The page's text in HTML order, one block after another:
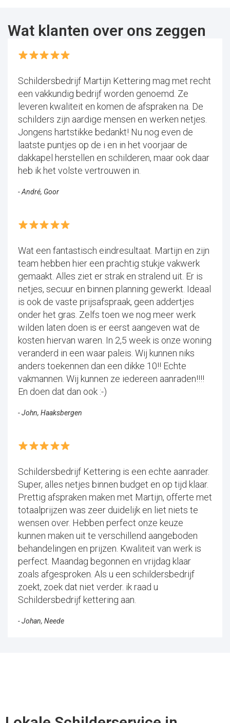
Wat klanten over ons zeggen
Schildersbedrijf Martijn Kettering mag met recht
een vakkundig bedrijf worden genoemd. Ze
leveren kwaliteit en komen de afspraken na. De
schilders zijn aardige mensen en werken netjes.
Jongens hartstikke bedankt! Nu nog even de
laatste puntjes op de i en in het voorjaar de
dakkapel herstellen en schilderen, maar ook daar
heb ik het volste vertrouwen in.
- André, Goor
Wat een fantastisch eindresultaat. Martijn en zijn
team hebben hier een prachtig stukje vakwerk
gemaakt. Alles ziet er strak en stralend uit. Er is
netjes, secuur en binnen planning gewerkt. Ideaal
is ook de vaste prijsafspraak, geen addertjes
onder het gras. Zelfs toen we nog meer werk
wilden laten doen is er eerst aangeven wat de
kosten hiervan waren. In 2,5 week is onze woning
veranderd in een waar paleis. Wij kunnen niks
anders toekennen dan een dikke 10!! Echte
vakmannen. Wij kunnen ze iedereen aanraden!!!!
En doen dat dan ook :-)
- John, Haaksbergen
Schildersbedrijf Kettering is een echte aanrader.
Super, alles netjes binnen budget en op tijd klaar.
Prettig afspraken maken met Martijn, offerte met
totaalprijzen was zeer duidelijk en liet niets te
wensen over. Hebben perfect onze keuze
kunnen maken uit te verschillend aangeboden
behandelingen en prijzen. Kwaliteit van werk is
perfect. Maandag begonnen en vrijdag klaar
zoals afgesproken. Als u een schildersbedrijf
zoekt, zoek dat niet verder. ik raad u
Schildersbedrijf kettering aan.
- Johan, Neede